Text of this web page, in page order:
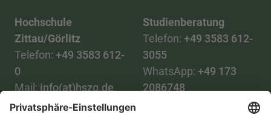
Hochschule
Zittau/Görlitz
Telefon: +49 3583 612-
0
Mail: info(at)hszg.de
Studienberatung
Telefon: +49 3583 612-
3055
WhatsApp: +49 173
2086748